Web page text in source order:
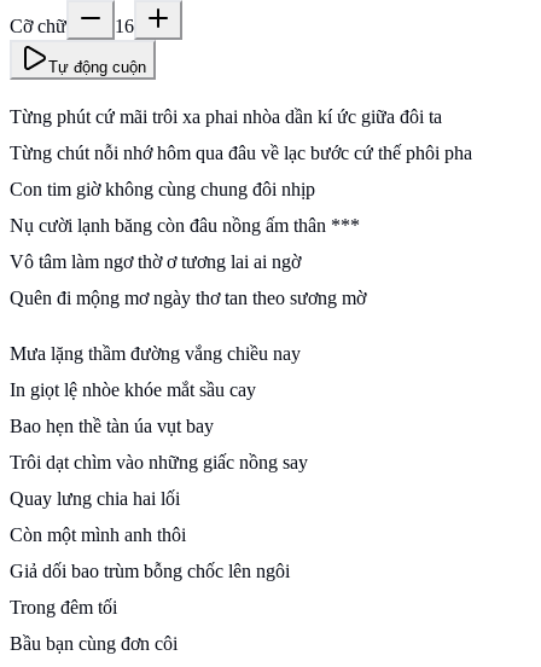
Cỡ chữ
16
Tự động cuộn
Từng phút cứ mãi trôi xa phai nhòa dần kí ức giữa đôi ta
Từng chút nỗi nhớ hôm qua đâu về lạc bước cứ thế phôi pha
Con tim giờ không cùng chung đôi nhịp
Nụ cười lạnh băng còn đâu nồng ấm thân ***
Vô tâm làm ngơ thờ ơ tương lai ai ngờ
Quên đi mộng mơ ngày thơ tan theo sương mờ
Mưa lặng thầm đường vắng chiều nay
In giọt lệ nhòe khóe mắt sầu cay
Bao hẹn thề tàn úa vụt bay
Trôi dạt chìm vào những giấc nồng say
Quay lưng chia hai lối
Còn một mình anh thôi
Giả dối bao trùm bỗng chốc lên ngôi
Trong đêm tối
Bầu bạn cùng đơn côi